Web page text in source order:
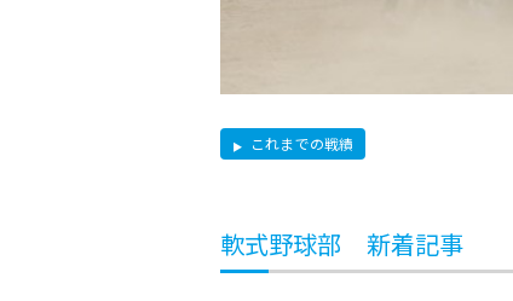
これまでの戦績
軟式野球部 新着記事